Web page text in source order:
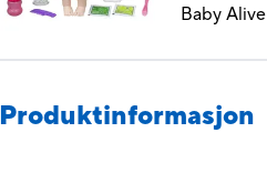
Baby Alive
Produktinformasjon